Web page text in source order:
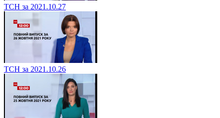
ТСН за 2021.10.27
ТСН за 2021.10.26